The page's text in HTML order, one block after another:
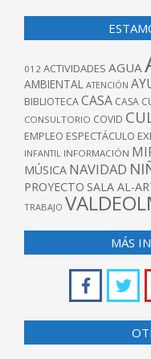
012 ACTIVIDADES AGUA
AMBIENTAL ATENCIÓN
BIBLIOTECACASA CASA
CONSULTORIO COVID
EMPLEO ESPECTÁCULO
INFANTIL INFORMACIÓN
MÚSICA NAVIDAD
PROYECTO SALA AL-
TRABAJO
MÁS